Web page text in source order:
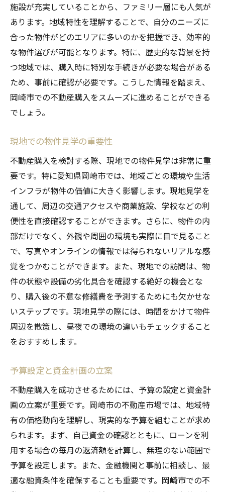
リアルな声を聞く方法
初心者に役立つ情報源
岡崎市で不動産購入をスムーズに進めるための
準備リスト
購入までの全体スケジュールを立てる
住宅ローンの事前審査を受ける
予想される問題点の洗い出し
準備段階での確認事項
不動産購入の失敗を避けるための岡崎市市場調
査の重要性
市場調査で得られる情報の種類
リスク管理のための市場分析
過去のデータに基づく予測
信頼性のある情報源の見極め方
市場調査を基にした判断基準
調査結果を活かした購入戦略
岡崎市の不動産購入で押さえておくべき契約前
後の流れ
契約前の最終確認事項
引渡しまでの準備と注意点
契約内容を再確認する方法
購入後のサポート体制
トラブル回避のためのポイント
施設が充実していることから、ファミリー層にも人気が
あります。地域特性を理解することで、自分のニーズに
合った物件がどのエリアに多いのかを把握でき、効率的
な物件選びが可能となります。特に、歴史的な背景を持
つ地域では、購入時に特別な手続きが必要な場合がある
ため、事前に確認が必要です。こうした情報を踏まえ、
岡崎市での不動産購入をスムーズに進めることができる
でしょう。
現地での物件見学の重要性
不動産購入を検討する際、現地での物件見学は非常に重
要です。特に愛知県岡崎市では、地域ごとの環境や生活
インフラが物件の価値に大きく影響します。現地見学を
通して、周辺の交通アクセスや商業施設、学校などの利
便性を直接確認することができます。さらに、物件の内
部だけでなく、外観や周囲の環境も実際に目で見ること
で、写真やオンラインの情報では得られないリアルな感
覚をつかむことができます。また、現地での訪問は、物
件の状態や設備の劣化具合を確認する絶好の機会とな
り、購入後の不意な修繕費を予測するためにも欠かせな
いステップです。現地見学の際には、時間をかけて物件
周辺を散策し、昼夜での環境の違いもチェックすること
をおすすめします。
予算設定と資金計画の立案
不動産購入を成功させるためには、予算の設定と資金計
画の立案が重要です。岡崎市の不動産市場では、地域特
有の価格動向を理解し、現実的な予算を組むことが求め
られます。まず、自己資金の確認とともに、ローンを利
用する場合の毎月の返済額を計算し、無理のない範囲で
予算を設定します。また、金融機関と事前に相談し、最
適な融資条件を確保することも重要です。岡崎市での不